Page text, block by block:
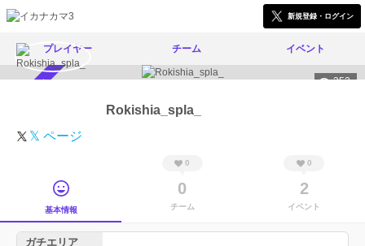
新規登録・ログイン
プレイヤー チーム イベント
352
Rokishia_spla_
𝕏 ページ
基本情報
0
0
チーム
0
2
イベント
ガチエリア